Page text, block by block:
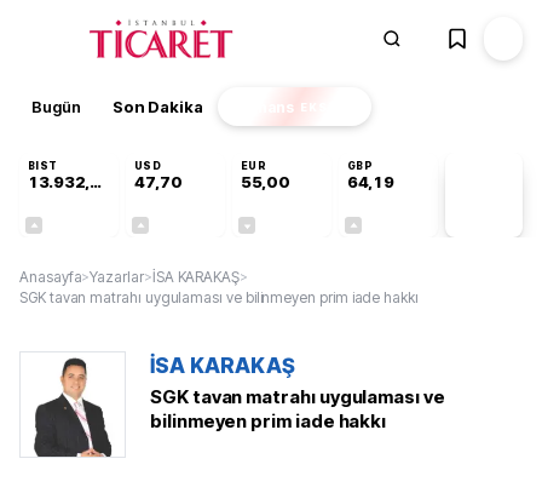
Bugün Son Dakika Finans EKSTRA
BIST
13.932,50
USD
47,70
EUR
55,00
GBP
64,19
Anasayfa>Yazarlar>İSA KARAKAŞ>
SGK tavan matrahı uygulaması ve bilinmeyen prim iade hakkı
İSA KARAKAŞ
SGK tavan matrahı uygulaması ve
bilinmeyen prim iade hakkı